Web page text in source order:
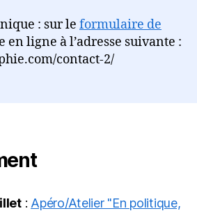
: sur le formulaire de
en ligne à l’adresse suivante :
contact-2/
: Apéro/Atelier "En politique,